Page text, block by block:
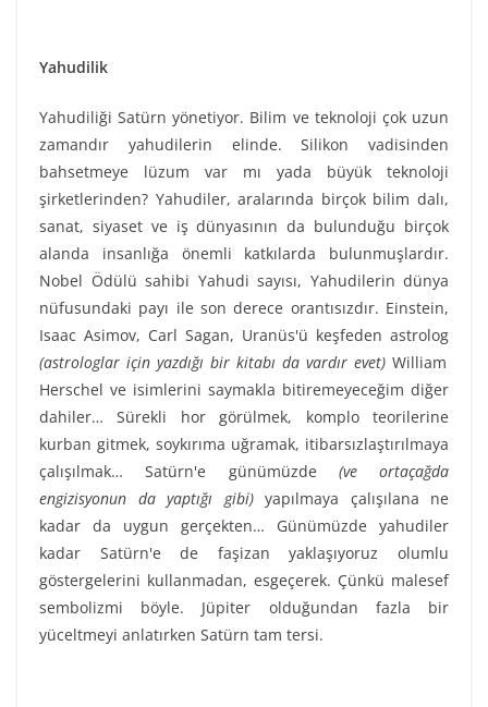
Yahudilik
Yahudiliği Satürn yönetiyor. Bilim ve teknoloji çok uzun
zamandır yahudilerin elinde. Silikon vadisinden
bahsetmeye lüzum var mı yada büyük teknoloji
şirketlerinden? Yahudiler, aralarında birçok bilim dalı,
sanat, siyaset ve iş dünyasının da bulunduğu birçok
alanda insanlığa önemli katkılarda bulunmuşlardır.
Nobel Ödülü sahibi Yahudi sayısı, Yahudilerin dünya
nüfusundaki payı ile son derece orantısızdır. Einstein,
Isaac Asimov, Carl Sagan, Uranüs'ü keşfeden astrolog
(astrologlar için yazdığı bir kitabı da vardır evet) William
Herschel ve isimlerini saymakla bitiremeyeceğim diğer
dahiler… Sürekli hor görülmek, komplo teorilerine
kurban gitmek, soykırıma uğramak, itibarsızlaştırılmaya
çalışılmak… Satürn'e günümüzde (ve ortaçağda
engizisyonun da yaptığı gibi)yapılmaya çalışılana ne
kadar da uygun gerçekten… Günümüzde yahudiler
kadar Satürn'e de faşizan yaklaşıyoruz olumlu
göstergelerini kullanmadan, esgeçerek. Çünkü malesef
sembolizmi böyle. Jüpiter olduğundan fazla bir
yüceltmeyi anlatırken Satürn tam tersi.